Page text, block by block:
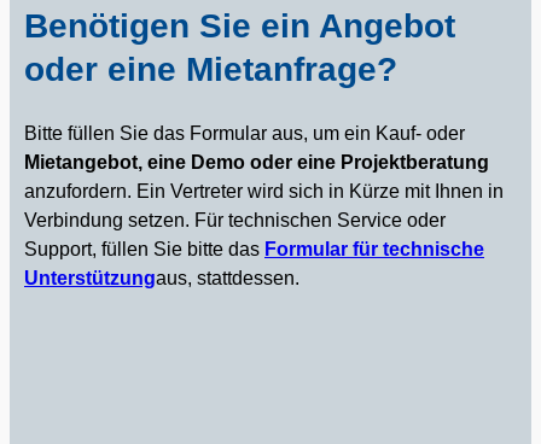
Benötigen Sie ein Angebot
oder eine Mietanfrage?
Bitte füllen Sie das Formular aus, um ein Kauf- oder
Mietangebot, eine Demo oder eine Projektberatung
anzufordern. Ein Vertreter wird sich in Kürze mit Ihnen in
Verbindung setzen. Für technischen Service oder
Support, füllen Sie bitte das Formular für technische
Unterstützungaus, stattdessen.